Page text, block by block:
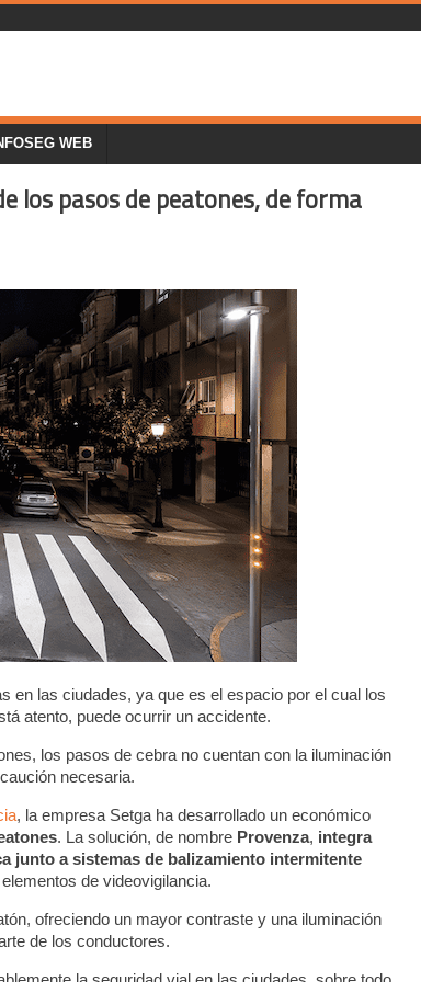
WEB
los pasos de peatones, de forma
en las ciudades, ya que es el espacio por el cual los
atento, puede ocurrir un accidente.
los pasos de cebra no cuentan con la iluminación
necesaria.
, la empresa Setga ha desarrollado un económico
. La solución, de nombre Provenza, integra
junto a sistemas de balizamiento intermitente
de videovigilancia.
ofreciendo un mayor contraste y una iluminación
de los conductores.